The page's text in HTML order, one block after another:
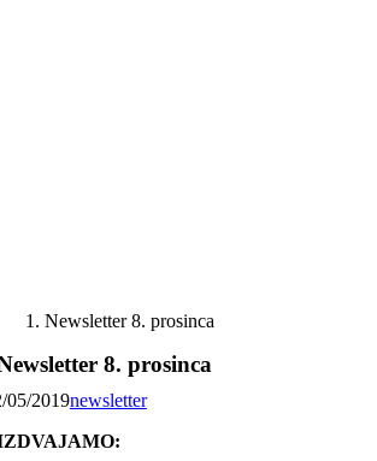
Newsletter 8. prosinca
8. prosinca
05/2019newsletter